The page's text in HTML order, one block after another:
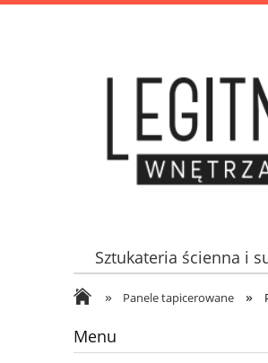
Sztukateria ścienna i
» Panele tapicerowane »
Menu